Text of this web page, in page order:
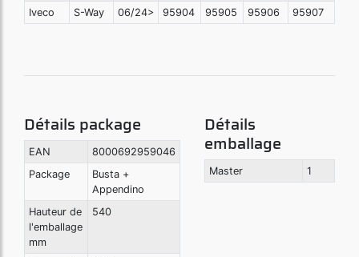
Iveco S-Way 06/24> 95904 95905 95906 95907
Détails package
EAN
8000692959046
Package
Busta +
Appendino
Hauteur de
l'emballage
mm
540
Détails
emballage
Master 1